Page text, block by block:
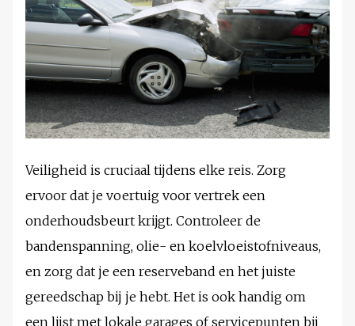
Veiligheid is cruciaal tijdens elke reis. Zorg
ervoor dat je voertuig voor vertrek een
onderhoudsbeurt krijgt. Controleer de
bandenspanning, olie- en koelvloeistofniveaus,
en zorg dat je een reserveband en het juiste
gereedschap bij je hebt. Het is ook handig om
een lijst met lokale garages of servicepunten bij